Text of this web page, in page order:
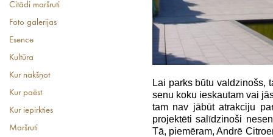
Citādi maršruti
Foto galerijas
Esence
Kultūra
Kur nakšņot
Kur paēst
Kur iepirkties
Maršruti
Lai parks būtu valdzinošs,
senu koku ieskautam vai
tam nav jābūt atrakciju
projektēti salīdzinoši
Tā, piemēram, Andrē